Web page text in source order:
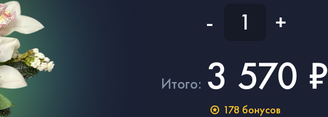
- +
Итого: 3 570 ₽
178 бонусов